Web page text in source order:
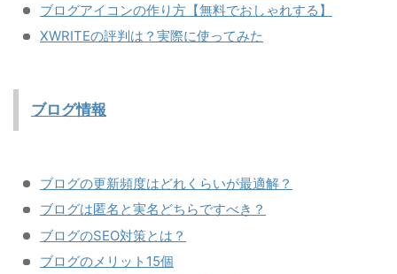
ブログアイコンの作り方【無料でおしゃれする】
XWRITEの評判は？実際に使ってみた
ブログ情報
ブログの更新頻度はどれくらいが最適解？
ブログは匿名と実名どちらですべき？
ブログのSEO対策とは？
ブログのメリット15個